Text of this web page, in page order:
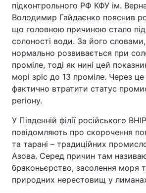
підконтрольного РФ КФУ ім.
Володимир Гайдаєнко пояснив
що головною причиною стало
солоності води. За його словами,
нормально розвивається при
проміле, тоді як нині цей
морі зріс до 13 проміле. Через
фактично втратити статус
регіону.
У Південній філії російського
повідомляють про скорочення
та тарані – традиційних
Азова. Серед причин там
браконьєрство, засолення моря
природних нерестовищ у